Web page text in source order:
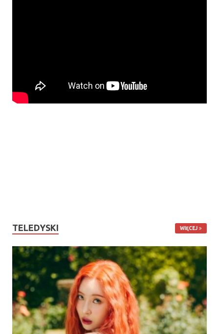
TELEDYSKI WIĘCEJ